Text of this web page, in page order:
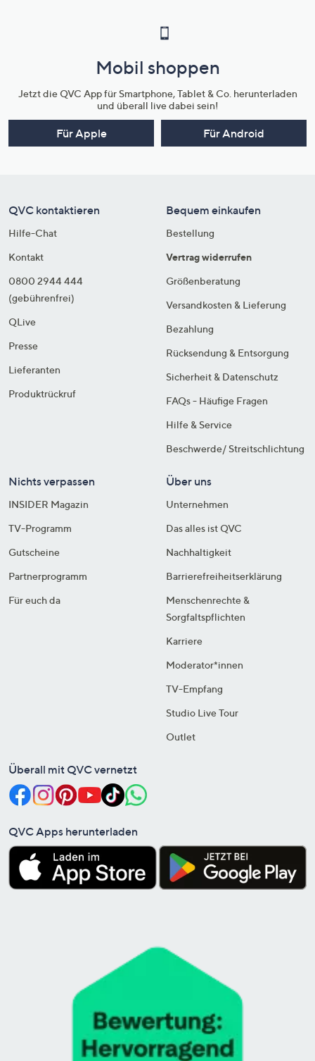
Mobil shoppen
Jetzt die QVC App für Smartphone, Tablet & Co. herunterladen
und überall live dabei sein!
Für Apple Für Android
QVC kontaktieren
Hilfe-Chat
Kontakt
0800 2944 444
(gebührenfrei)
QLive
Presse
Lieferanten
Produktrückruf
Bequem einkaufen
Bestellung
Vertrag widerrufen
Größenberatung
Versandkosten & Lieferung
Bezahlung
Rücksendung & Entsorgung
Sicherheit & Datenschutz
FAQs - Häufige Fragen
Hilfe & Service
Beschwerde/ Streitschlichtung
Nichts verpassen
INSIDER Magazin
TV-Programm
Gutscheine
Partnerprogramm
Für euch da
Über uns
Unternehmen
Das alles ist QVC
Nachhaltigkeit
Barrierefreiheitserklärung
Menschenrechte &
Sorgfaltspflichten
Karriere
Moderator*innen
TV-Empfang
Studio Live Tour
Outlet
Überall mit QVC vernetzt
QVC Apps herunterladen